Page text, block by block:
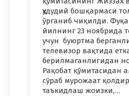
ҳудудий бошқармаси
ўрганиб чиқилди.
йилнинг 23 ноябрида
учун буюртма
телевизор вақтида
берилмаганлигидан
Рақобат қўмитасидан
сўраб мурожаат
таъкидлаш жоизки,…